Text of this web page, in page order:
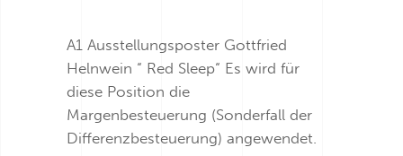
A1 Ausstellungsposter Gottfried
Helnwein “ Red Sleep“ Es wird für
diese Position die
Margenbesteuerung (Sonderfall der
Differenzbesteuerung) angewendet.